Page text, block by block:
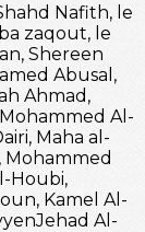
Nafith, le
zaqout, le
Shereen
Abusal,
Ahmad,
Al-
Maha al-
Mohammed
Houbi,
Kamel Al-
Al-